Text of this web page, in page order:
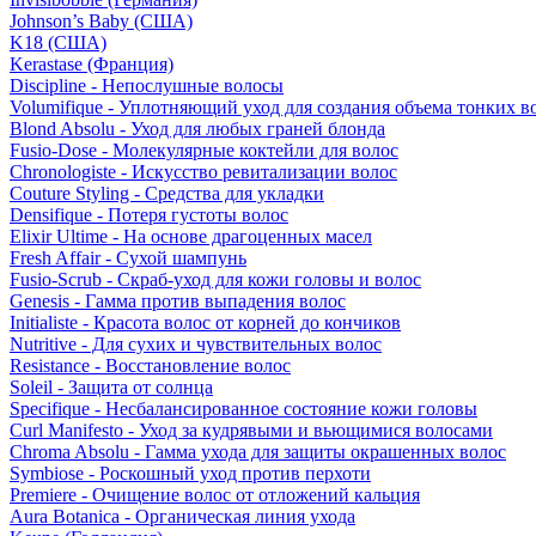
Johnson’s Baby (США)
K18 (США)
Kerastase (Франция)
Discipline - Непослушные волосы
Volumifique - Уплотняющий уход для создания объема тонких
Blond Absolu - Уход для любых граней блонда
Fusio-Dose - Молекулярные коктейли для волос
Chronologiste - Искусство ревитализации волос
Couture Styling - Средства для укладки
Densifique - Потеря густоты волос
Elixir Ultime - На основе драгоценных масел
Fresh Affair - Сухой шампунь
Fusio-Scrub - Скраб-уход для кожи головы и волос
Genesis - Гамма против выпадения волос
Initialiste - Красота волос от корней до кончиков
Nutritive - Для сухих и чувствительных волос
Resistance - Восстановление волос
Soleil - Защита от солнца
Specifique - Несбалансированное состояние кожи головы
Curl Manifesto - Уход за кудрявыми и вьющимися волосами
Chroma Absolu - Гамма ухода для защиты окрашенных волос
Symbiose - Роскошный уход против перхоти
Premiere - Очищение волос от отложений кальция
Aura Botanica - Органическая линия ухода